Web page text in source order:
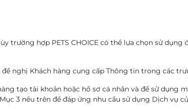
trường hợp PETS CHOICE có thể lựa chọn sử
nghị Khách hàng cung cấp Thông tin trong các
tạo tài khoản hoặc hồ sơ cá nhân và để sử dụng
3 nêu trên để đáp ứng nhu cầu sử dụng Dịch vụ